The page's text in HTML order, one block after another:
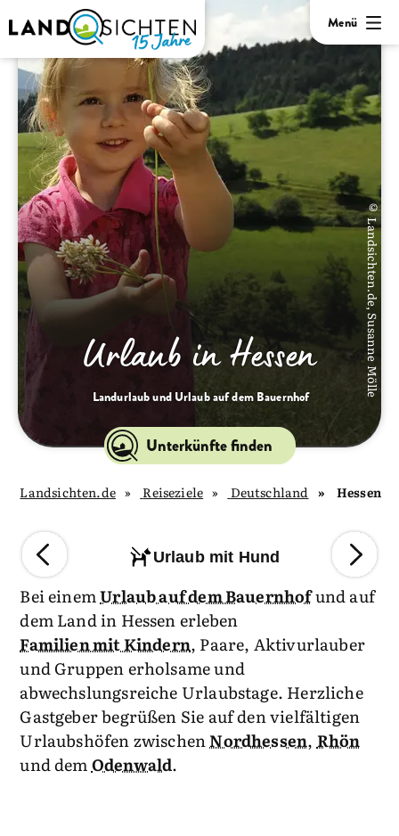
Menü
© Landsichten.de, Susanne Mölle
Urlaub in Hessen
Landurlaub und Urlaub auf dem Bauernhof
Unterkünfte finden
Hessen
Deutschland
Reiseziele
Landsichten.de
Urlaub mit Hund
Bei einemUrlaub auf dem Bauernhofund auf
dem Land in Hessen erleben
Familien mit Kindern, Paare, Aktivurlauber
und Gruppen erholsame und
abwechslungsreiche Urlaubstage. Herzliche
Gastgeber begrüßen Sie auf den vielfältigen
Urlaubshöfen zwischenNordhessen, Rhön
und demOdenwald.